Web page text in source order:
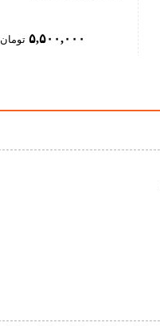
۵,۵۰۰,۰۰۰ تومان